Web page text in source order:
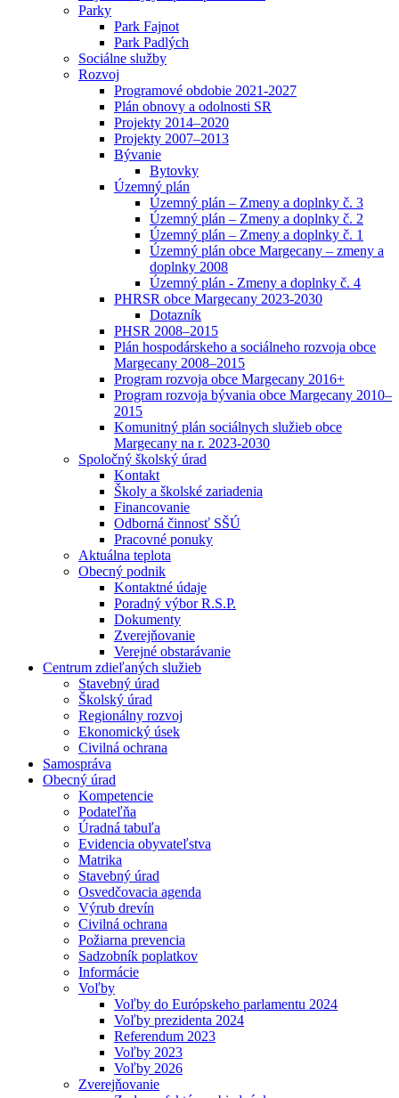
Parky
Park Fajnot
Park Padlých
Sociálne služby
Rozvoj
Programové obdobie 2021-2027
Plán obnovy a odolnosti SR
Projekty 2014–2020
Projekty 2007–2013
Bývanie
Bytovky
Územný plán
Územný plán – Zmeny a doplnky č. 3
Územný plán – Zmeny a doplnky č. 2
Územný plán – Zmeny a doplnky č. 1
Územný plán obce Margecany – zmeny a
doplnky 2008
Územný plán - Zmeny a doplnky č. 4
PHRSR obce Margecany 2023-2030
Dotazník
PHSR 2008–2015
Plán hospodárskeho a sociálneho rozvoja obce
Margecany 2008–2015
Program rozvoja obce Margecany 2016+
Program rozvoja bývania obce Margecany 2010–
2015
Komunitný plán sociálnych služieb obce
Margecany na r. 2023-2030
Spoločný školský úrad
Kontakt
Školy a školské zariadenia
Financovanie
Odborná činnosť SŠÚ
Pracovné ponuky
Aktuálna teplota
Obecný podnik
Kontaktné údaje
Poradný výbor R.S.P.
Dokumenty
Zverejňovanie
Verejné obstarávanie
Centrum zdieľaných služieb
Stavebný úrad
Školský úrad
Regionálny rozvoj
Ekonomický úsek
Civilná ochrana
Samospráva
Obecný úrad
Kompetencie
Podateľňa
Úradná tabuľa
Evidencia obyvateľstva
Matrika
Stavebný úrad
Osvedčovacia agenda
Výrub drevín
Civilná ochrana
Požiarna prevencia
Sadzobník poplatkov
Informácie
Voľby
Voľby do Európskeho parlamentu 2024
Voľby prezidenta 2024
Referendum 2023
Voľby 2023
Voľby 2026
Zverejňovanie